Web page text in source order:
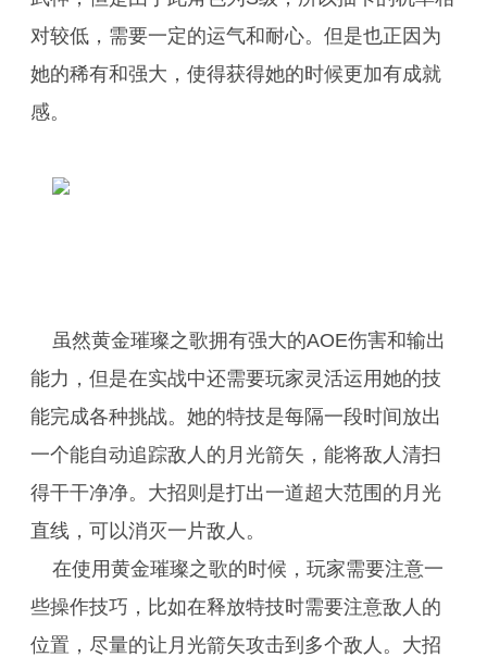
对较低，需要一定的运气和耐心。但是也正因为
她的稀有和强大，使得获得她的时候更加有成就
感。
虽然黄金璀璨之歌拥有强大的AOE伤害和输出
能力，但是在实战中还需要玩家灵活运用她的技
能完成各种挑战。她的特技是每隔一段时间放出
一个能自动追踪敌人的月光箭矢，能将敌人清扫
得干干净净。大招则是打出一道超大范围的月光
直线，可以消灭一片敌人。
在使用黄金璀璨之歌的时候，玩家需要注意一
些操作技巧，比如在释放特技时需要注意敌人的
位置，尽量的让月光箭矢攻击到多个敌人。大招